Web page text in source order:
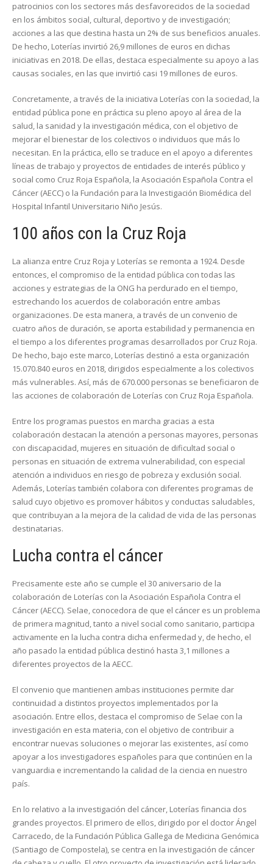
patrocinios con los sectores más desfavorecidos de la sociedad
en los ámbitos social, cultural, deportivo y de investigación;
acciones a las que destina hasta un 2% de sus beneficios anuales.
De hecho, Loterías invirtió 26,9 millones de euros en dichas
iniciativas en 2018. De ellas, destaca especialmente su apoyo a las
causas sociales, en las que invirtió casi 19 millones de euros.
Concretamente, a través de la iniciativa Loterías con la sociedad, la
entidad pública pone en práctica su pleno apoyo al área de la
salud, la sanidad y la investigación médica, con el objetivo de
mejorar el bienestar de los colectivos o individuos que más lo
necesitan. En la práctica, ello se traduce en el apoyo a diferentes
líneas de trabajo y proyectos de entidades de interés público y
social como Cruz Roja Española, la Asociación Española Contra el
Cáncer (AECC) o la Fundación para la Investigación Biomédica del
Hospital Infantil Universitario Niño Jesús.
100 años con la Cruz Roja
La alianza entre Cruz Roja y Loterías se remonta a 1924. Desde
entonces, el compromiso de la entidad pública con todas las
acciones y estrategias de la ONG ha perdurado en el tiempo,
estrechando los acuerdos de colaboración entre ambas
organizaciones. De esta manera, a través de un convenio de
cuatro años de duración, se aporta estabilidad y permanencia en
el tiempo a los diferentes programas desarrollados por Cruz Roja.
De hecho, bajo este marco, Loterías destinó a esta organización
15.070.840 euros en 2018, dirigidos especialmente a los colectivos
más vulnerables. Así, más de 670.000 personas se beneficiaron de
las acciones de colaboración de Loterías con Cruz Roja Española.
Entre los programas puestos en marcha gracias a esta
colaboración destacan la atención a personas mayores, personas
con discapacidad, mujeres en situación de dificultad social o
personas en situación de extrema vulnerabilidad, con especial
atención a individuos en riesgo de pobreza y exclusión social.
Además, Loterías también colabora con diferentes programas de
salud cuyo objetivo es promover hábitos y conductas saludables,
que contribuyan a la mejora de la calidad de vida de las personas
destinatarias.
Lucha contra el cáncer
Precisamente este año se cumple el 30 aniversario de la
colaboración de Loterías con la Asociación Española Contra el
Cáncer (AECC). Selae, conocedora de que el cáncer es un problema
de primera magnitud, tanto a nivel social como sanitario, participa
activamente en la lucha contra dicha enfermedad y, de hecho, el
año pasado la entidad pública destinó hasta 3,1 millones a
diferentes proyectos de la AECC.
El convenio que mantienen ambas instituciones permite dar
continuidad a distintos proyectos implementados por la
asociación. Entre ellos, destaca el compromiso de Selae con la
investigación en esta materia, con el objetivo de contribuir a
encontrar nuevas soluciones o mejorar las existentes, así como
apoyar a los investigadores españoles para que continúen en la
vanguardia e incrementando la calidad de la ciencia en nuestro
país.
En lo relativo a la investigación del cáncer, Loterías financia dos
grandes proyectos. El primero de ellos, dirigido por el doctor Ángel
Carracedo, de la Fundación Pública Gallega de Medicina Genómica
(Santiago de Compostela), se centra en la investigación de cáncer